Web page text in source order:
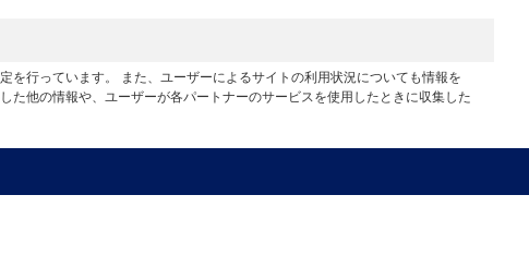
行っています。 また、ユーザーによるサイトの利用状況についても情報を
他の情報や、ユーザーが各パートナーのサービスを使用したときに収集した